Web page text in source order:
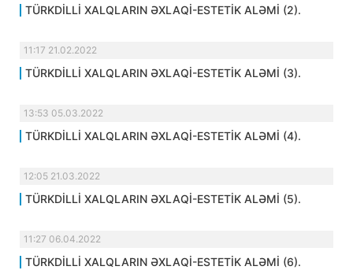
TÜRKDİLLİ XALQLARIN ƏXLAQİ-ESTETİK ALƏMİ (2).
11:17 21.02.2022
TÜRKDİLLİ XALQLARIN ƏXLAQİ-ESTETİK ALƏMİ (3).
13:53 05.03.2022
TÜRKDİLLİ XALQLARIN ƏXLAQİ-ESTETİK ALƏMİ (4).
12:05 21.03.2022
TÜRKDİLLİ XALQLARIN ƏXLAQİ-ESTETİK ALƏMİ (5).
11:27 06.04.2022
TÜRKDİLLİ XALQLARIN ƏXLAQİ-ESTETİK ALƏMİ (6).